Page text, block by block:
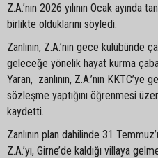
Z.A.’nın 2026 yılının Ocak ayında
birlikte olduklarını söyledi.
Zanlının, Z.A.’nın gece kulübünde
geleceğe yönelik hayat kurma
Yaran, zanlının, Z.A.’nın
sözleşme yaptığını öğrenmesi
kaydetti.
Zanlının plan dahilinde 31
Z.A.’yı, Girne’de kaldığı villaya